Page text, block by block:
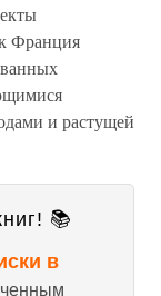
Франция
и растущей
📚
в